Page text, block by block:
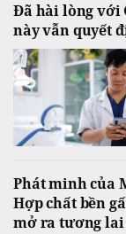
Đã hài lòng với
này vẫn quyết
Phát minh của
Hợp chất bền
mở ra tương